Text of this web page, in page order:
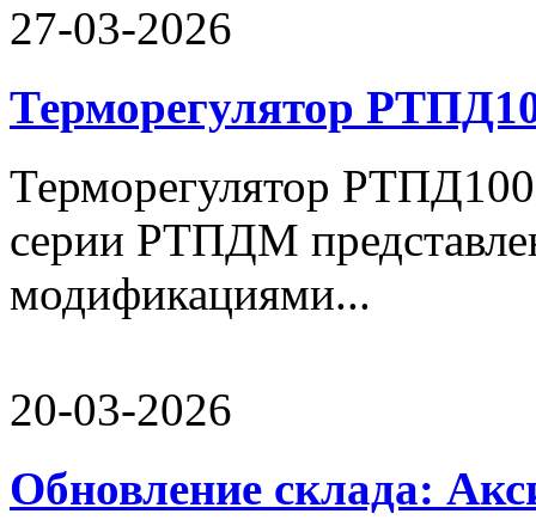
27-03-2026
Терморегулятор
Терморегулятор
серии РТПДМ
модификациями...
20-03-2026
Обновление склада: